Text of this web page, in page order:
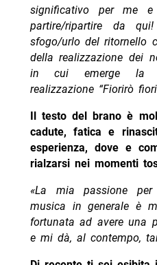
significativo per me
partire/ripartire da
sfogo/urlo del ritornello
della realizzazione dei
in cui emerge la
realizzazione “Fiorirò
Il testo del brano è
cadute, fatica e
esperienza, dove e
rialzarsi nei momenti
«La mia passione
musica in generale è
fortunata ad avere una
e mi dà, al contempo,